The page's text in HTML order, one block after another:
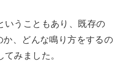
いうこともあり、既存の
か、どんな鳴り方をするの
みました。